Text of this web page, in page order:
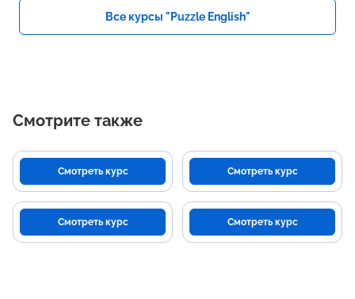
Все курсы "Puzzle English"
Смотрите также
Смотреть курс Смотреть курс
Смотреть курс Смотреть курс